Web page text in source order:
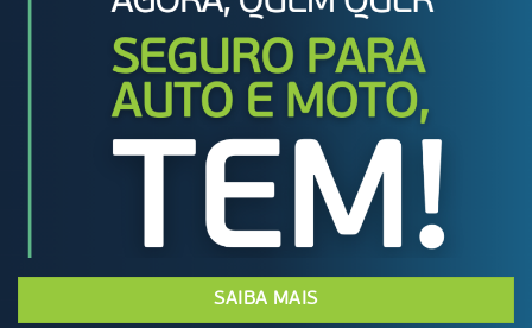
SAIBA MAIS